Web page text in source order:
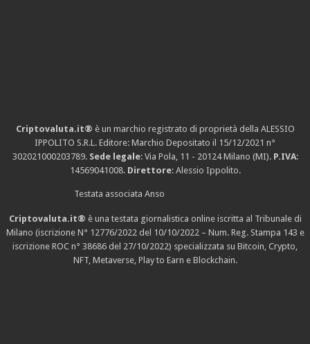
Criptovaluta.it® è un marchio registrato di proprietà della ALESSIO
IPPOLITO S.R.L. Editore: Marchio Depositato il 15/12/2021 n°
302021000203789. Sede legale: Via Pola, 11 - 20124 Milano (MI). P.IVA:
14569041008. Direttore: Alessio Ippolito.
Testata associata Anso
Criptovaluta.it® è una testata giornalistica online iscritta al Tribunale di
Milano (iscrizione N° 12776/2022 del 10/10/2022 – Num. Reg. Stampa 143 e
iscrizione ROC n° 38686 del 27/10/2022) specializzata su Bitcoin, Crypto,
NFT, Metaverse, Play to Earn e Blockchain.